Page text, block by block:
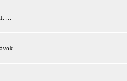
...